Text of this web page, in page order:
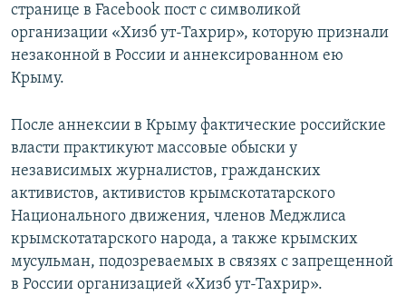
странице в Facebook пост с символикой
организации «Хизб ут-Тахрир», которую признали
незаконной в России и аннексированном ею
Крыму.
После аннексии в Крыму фактические российские
власти практикуют массовые обыски у
независимых журналистов, гражданских
активистов, активистов крымскотатарского
Национального движения, членов Меджлиса
крымскотатарского народа, а также крымских
мусульман, подозреваемых в связях с запрещенной
в России организацией «Хизб ут-Тахрир».